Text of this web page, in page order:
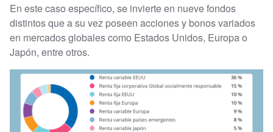
En este caso específico, se invierte en nueve fondos
distintos que a su vez poseen acciones y bonos variados
en mercados globales como Estados Unidos, Europa o
Japón, entre otros.